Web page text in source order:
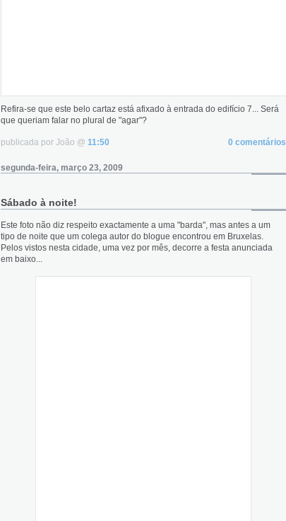
Refira-se que este belo cartaz está afixado à entrada do edifício 7... Será
que queriam falar no plural de "agar"?
publicada por João @ 11:50 0 comentários
segunda-feira, março 23, 2009
Sábado à noite!
Este foto não diz respeito exactamente a uma "barda", mas antes a um
tipo de noite que um colega autor do blogue encontrou em Bruxelas.
Pelos vistos nesta cidade, uma vez por mês, decorre a festa anunciada
em baixo...